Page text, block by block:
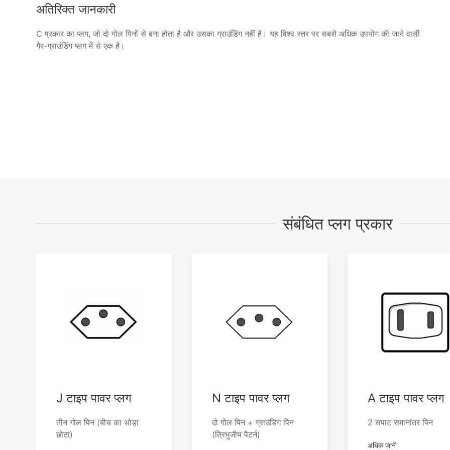
अतिरिक्त जानकारी
C प्रकार का प्लग, जो दो गोल पिनों से बना होता है और उसका ग्राउंडिंग नहीं है। यह विश्व स्तर पर सबसे अधिक उपयोग की जाने वाली
गैर-ग्राउंडिंग प्लग में से एक है।
संबंधित प्लग प्रकार
J टाइप पावर प्लग
तीन गोल पिन (बीच का थोड़ा
छोटा)
N टाइप पावर प्लग
दो गोल पिन + ग्राउंडिंग पिन
(त्रिभुजीय पैटर्न)
A टाइप पावर प्लग
2 सपाट समानांतर पिन
अधिक जानें